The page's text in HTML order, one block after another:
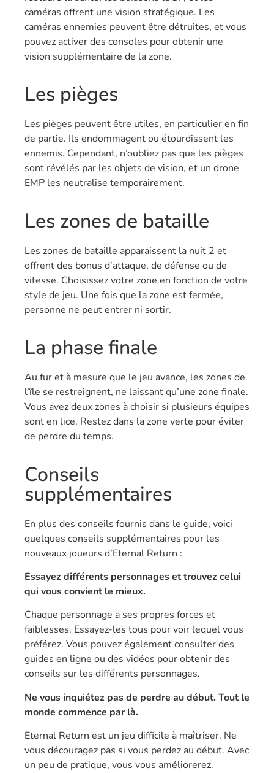
caméras offrent une vision stratégique. Les
caméras ennemies peuvent être détruites, et vous
pouvez activer des consoles pour obtenir une
vision supplémentaire de la zone.
Les pièges
Les pièges peuvent être utiles, en particulier en fin
de partie. Ils endommagent ou étourdissent les
ennemis. Cependant, n’oubliez pas que les pièges
sont révélés par les objets de vision, et un drone
EMP les neutralise temporairement.
Les zones de bataille
Les zones de bataille apparaissent la nuit 2 et
offrent des bonus d’attaque, de défense ou de
vitesse. Choisissez votre zone en fonction de votre
style de jeu. Une fois que la zone est fermée,
personne ne peut entrer ni sortir.
La phase finale
Au fur et à mesure que le jeu avance, les zones de
l’île se restreignent, ne laissant qu’une zone finale.
Vous avez deux zones à choisir si plusieurs équipes
sont en lice. Restez dans la zone verte pour éviter
de perdre du temps.
Conseils
supplémentaires
En plus des conseils fournis dans le guide, voici
quelques conseils supplémentaires pour les
nouveaux joueurs d’Eternal Return :
Essayez différents personnages et trouvez celui
qui vous convient le mieux.
Chaque personnage a ses propres forces et
faiblesses. Essayez-les tous pour voir lequel vous
préférez. Vous pouvez également consulter des
guides en ligne ou des vidéos pour obtenir des
conseils sur les différents personnages.
Ne vous inquiétez pas de perdre au début. Tout le
monde commence par là.
Eternal Return est un jeu difficile à maîtriser. Ne
vous découragez pas si vous perdez au début. Avec
un peu de pratique, vous vous améliorerez.